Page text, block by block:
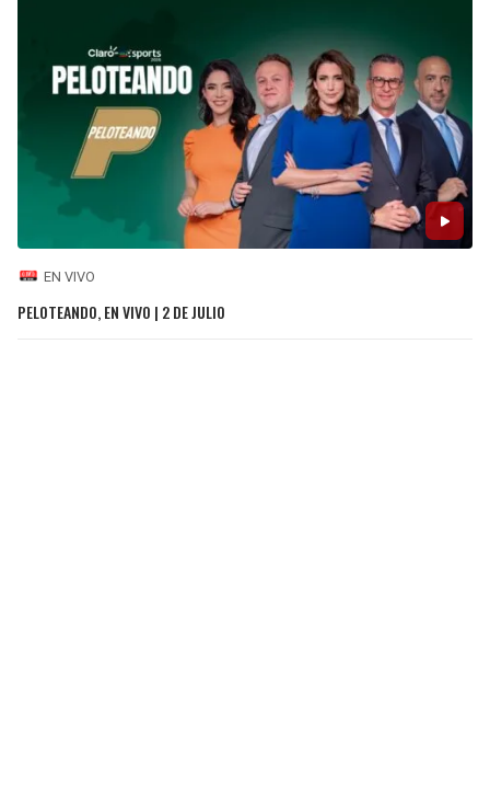
EN VIVO
PELOTEANDO, EN VIVO | 2 DE JULIO